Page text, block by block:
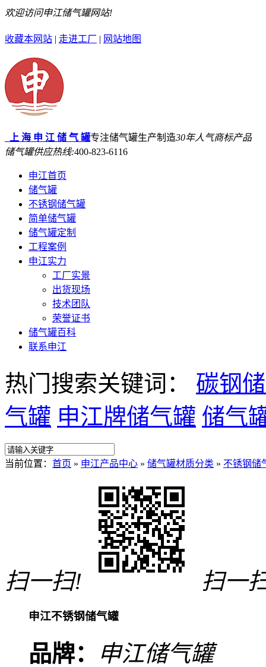
欢迎访问申江储气罐网站!
收藏本网站 | 走进工厂 | 网站地图
上 海 申 江 储 气 罐专注储气罐生产制造30年人气商标产品
储气罐供应热线:400-823-6116
申江首页
储气罐
不锈钢储气罐
简单储气罐
储气罐定制
工程案例
申江实力
工厂实景
出货现场
技术团队
荣誉证书
储气罐百科
联系申江
热门搜索关键词： 碳钢
气罐 申江牌储气罐 储气
当前位置： 首页 » 申江产品中心 » 储气罐材质分类 » 不锈钢储
扫一扫! 扫一
申江不锈钢储气罐
品牌：
申江储气罐